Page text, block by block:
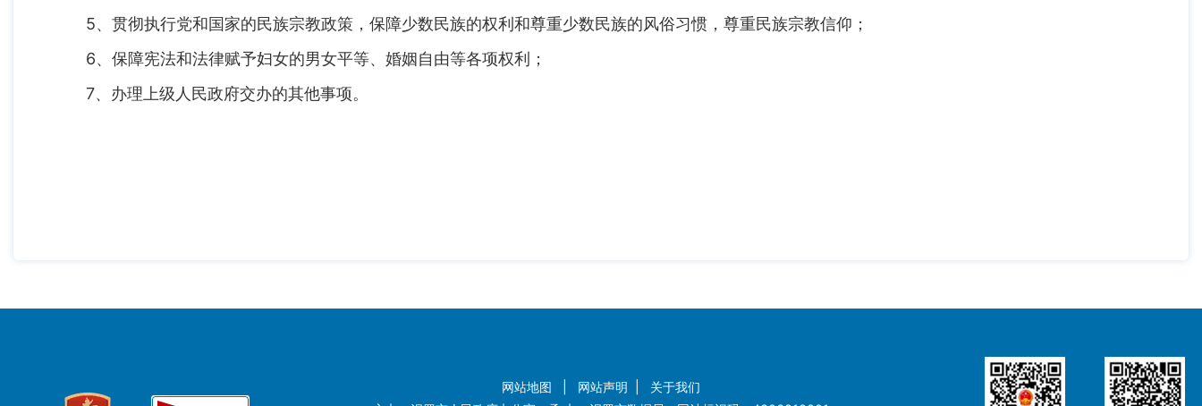
5、贯彻执行党和国家的民族宗教政策，保障少数民族的权利和尊重少数民族的风俗习惯，尊重民族宗教信仰；
6、保障宪法和法律赋予妇女的男女平等、婚姻自由等各项权利；
7、办理上级人民政府交办的其他事项。
网站地图 网站声明
关于我们